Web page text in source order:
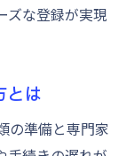
ズな登録が実現
とは
の準備と専門家